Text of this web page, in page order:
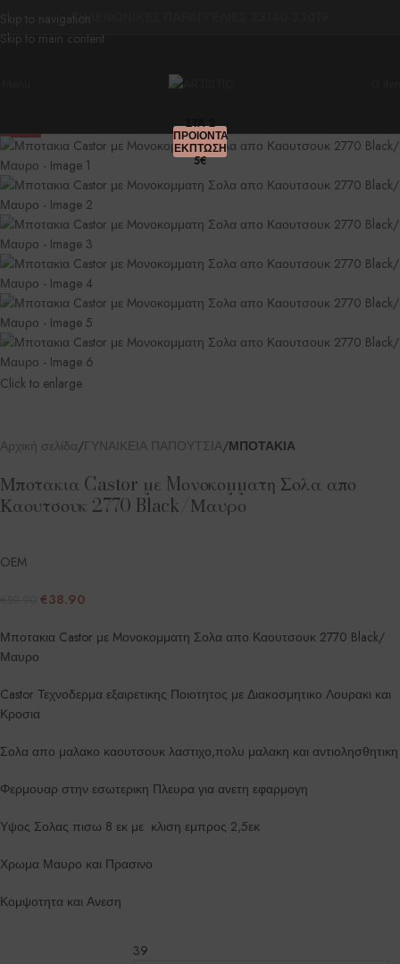
Skip to navigation
Skip to main content
ΤΗΛΕΦΩΝΙΚΕΣ ΠΑΡΑΓΓΕΛΙΕΣ 23140-33019
Click to enlarge
ΣΤΑ 2
ΠΡΟΙΟΝΤΑ
ΕΚΠΤΩΣΗ
5€
Αρχική σελίδα ΓΥΝΑΙΚΕΙΑ ΠΑΠΟΥΤΣΙΑ ΜΠΟΤΑΚΙΑ
Μποτακια Castor με Mονοκομματη Σολα απο
Καουτσουκ 2770 Black/Μαυρο
OEM
€38.90
Μποτακια Castor με Mονοκομματη Σολα απο Καουτσουκ 2770 Black/
Μαυρο
Castor Τεχνοδερμα εξαιρετικης Ποιοτητος με Διακοσμητικο Λουρακι και
Κροσια
Σολα απο μαλακο καουτσουκ λαστιχο,πολυ μαλακη και αντιολησθητικη
Φερμουαρ στην εσωτερικη Πλευρα για ανετη εφαρμογη
Υψος Σολας πισω 8 εκ με κλιση εμπρος 2,5εκ
Χρωμα Μαυρο και Πρασινο
Κομψοτητα και Ανεση
39